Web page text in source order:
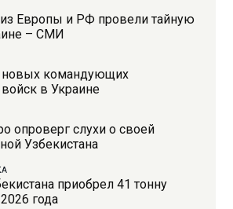
Европы и РФ провели тайную
– СМИ
новых командующих
в Украине
опроверг слухи о своей
Узбекистана
приобрел 41 тонну
года